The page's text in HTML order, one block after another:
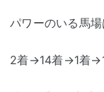
パワーのいる馬場
2着→14着→1着